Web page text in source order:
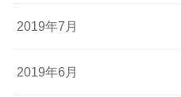
2019年7月
2019年6月